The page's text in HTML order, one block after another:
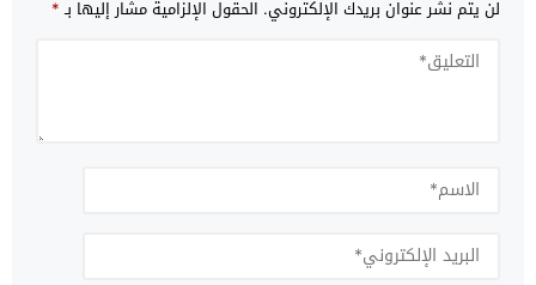
لن يتم نشر عنوان بريدك الإلكتروني. الحقول الإلزامية مشار إليها بـ*